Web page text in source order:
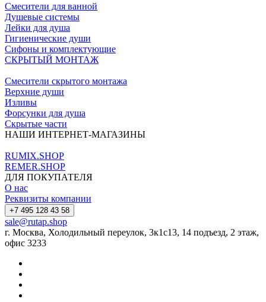
Смесители для ванной
Душевые системы
Лейки для душа
Гигиенические души
Сифоны и комплектующие
СКРЫТЫЙ МОНТАЖ
Смесители скрытого монтажа
Верхние души
Изливы
Форсунки для душа
Скрытые части
НАШИ ИНТЕРНЕТ-МАГАЗИНЫ
RUMIX.SHOP
REMER.SHOP
ДЛЯ ПОКУПАТЕЛЯ
О нас
Реквизиты компании
+7 495 128 43 58
sale@rutap.shop
г. Москва, Холодильный переулок, 3к1с13, 14 подъезд, 2 этаж,
офис 3233